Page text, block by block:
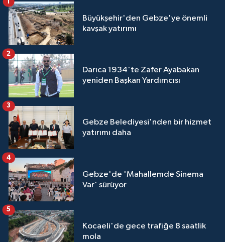
Büyükşehir'den Gebze'ye önemli
kavşak yatırımı
Darıca 1934'te Zafer Ayabakan
yeniden Başkan Yardımcısı
2
Gebze Belediyesi'nden bir hizmet
yatırımı daha
3
Gebze'de 'Mahallemde Sinema
Var' sürüyor
4
Kocaeli'de gece trafiğe 8 saatlik
mola
5